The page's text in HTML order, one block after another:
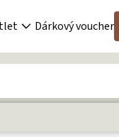
Dárkový voucher